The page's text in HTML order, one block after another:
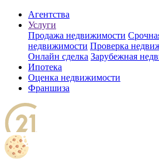
Агентства
Услуги
Продажа недвижимости
недвижимости Проверка
Онлайн сделка Зарубежная
Ипотека
Оценка недвижимости
Франшиза